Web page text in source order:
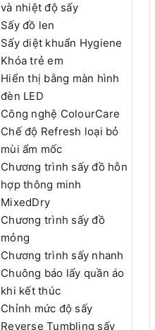
và nhiệt độ sấy
Sấy đồ len
Sấy diệt khuẩn Hygiene
Khóa trẻ em
Hiển thị bằng màn hình
đèn LED
Công nghệ ColourCare
Chế độ Refresh loại bỏ
mùi ẩm mốc
Chương trình sấy đồ hỗn
hợp thông minh
MixedDry
Chương trình sấy đồ
mỏng
Chương trình sấy nhanh
Chuông báo lấy quần áo
khi kết thúc
Chỉnh mức độ sấy
Reverse Tumbling sấy